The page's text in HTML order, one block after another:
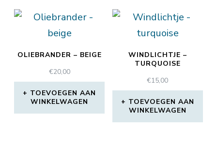
OLIEBRANDER – BEIGE
€20,00
TOEVOEGEN AAN
WINKELWAGEN
WINDLICHTJE –
TURQUOISE
€15,00
TOEVOEGEN AAN
WINKELWAGEN